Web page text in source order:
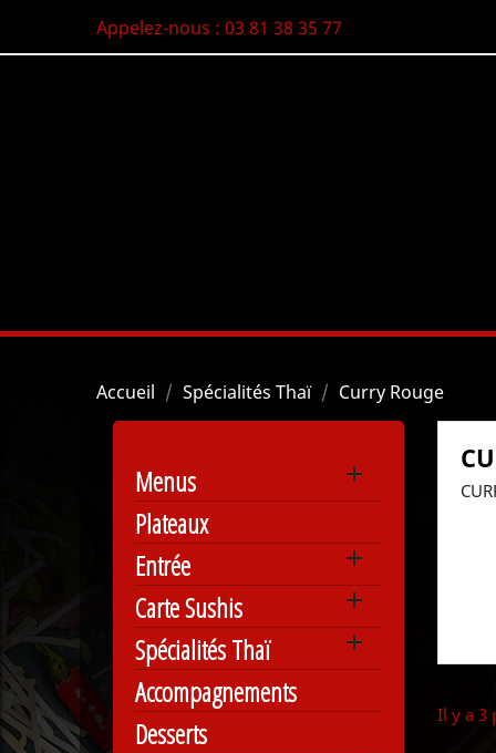
Appelez-nous : 03 81 38 35 77
Accueil Spécialités Thaï Curry Rouge
Menus 
Plateaux
Entrée

Carte Sushis 
Spécialités Thaï 
Accompagnements
Desserts
Il y a 3